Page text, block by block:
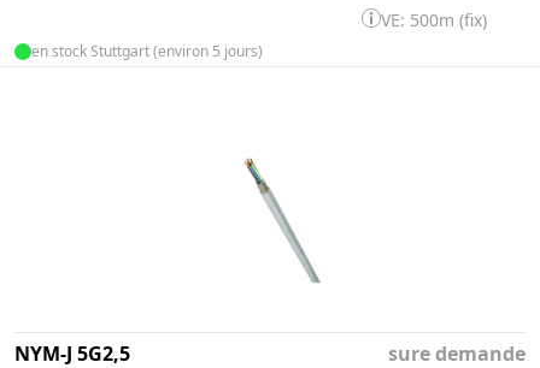
VE: 500m (fix)
en stock Stuttgart (environ 5 jours)
NYM-J 5G2,5
sure demande